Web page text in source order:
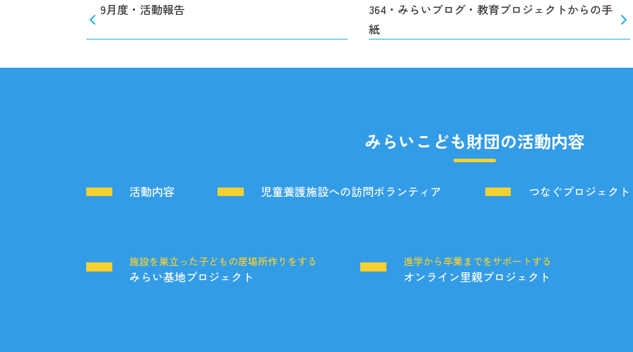
9月度・活動報告
364・みらいブログ・教育プロジェクトからの手
紙
みらいこども財団の活動内容
活動内容 児童養護施設への訪問ボランティア つなぐプロジェクト
施設を巣立った子どもの居場所作りをする
みらい基地プロジェクト
進学から卒業までをサポートする
オンライン里親プロジェクト